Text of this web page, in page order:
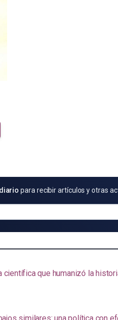
para recibir artículos y otras
científica que humanizó la
similares: una política con